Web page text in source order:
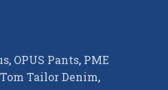
, OPUS Pants, PME
Tom Tailor Denim,